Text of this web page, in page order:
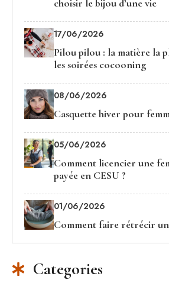
Bague de fiançailles à Paris :
bijou d’une vie
17/06/2026
Pilou pilou : la matière la
les soirées cocooning
08/06/2026
Casquette hiver pour
05/06/2026
Comment licencier une
payée en CESU ?
01/06/2026
Comment faire rétrécir